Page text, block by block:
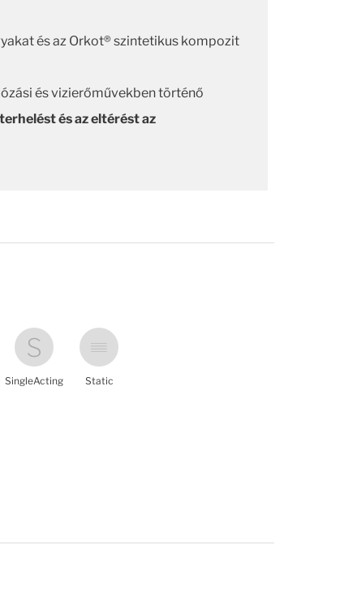
és az Orkot® szintetikus kompozit
és vizierőművekben történő
és az eltérést az
SingleActing Static